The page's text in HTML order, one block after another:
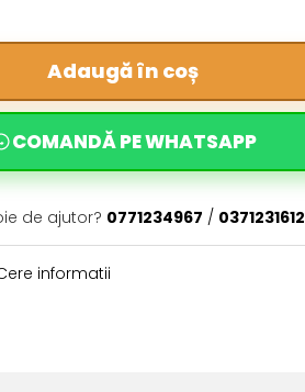
Adaugă în coș
COMANDĂ PE WHATSAPP
de ajutor? 0771234967 / 0371231612
informatii